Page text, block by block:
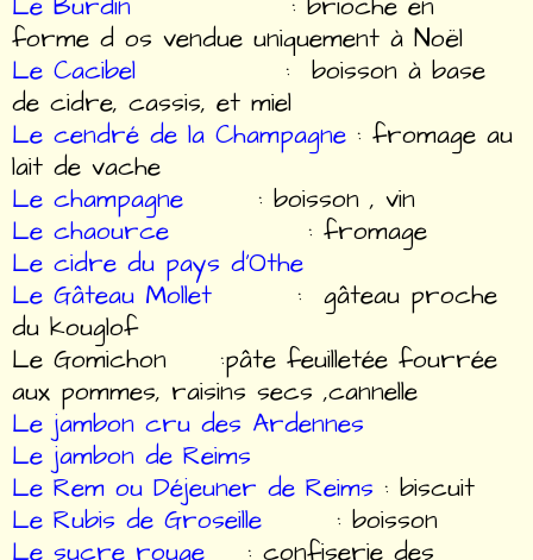
forme d os vendue uniquement à Noël
Le Cacibel
: boisson à base
de cidre, cassis, et miel
Le cendré de la Champagne : fromage au
lait de vache
Le champagne
: boisson , vin
Le chaource
: fromage
Le cidre du pays d’Othe
Le Gâteau Mollet : gâteau proche
du kouglof
Le Gomichon :pâte feuilletée fourrée
aux pommes, raisins secs ,cannelle
Le jambon cru des Ardennes
Le jambon de Reims
Le Rem ou Déjeuner de Reims : biscuit
Le Rubis de Groseille
: boisson
Le sucre rouge
: confiserie des